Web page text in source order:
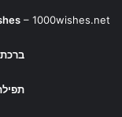
– 1000wishes.net
ברכת